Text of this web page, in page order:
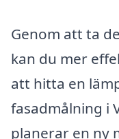
Genom att ta
kan du mer
att hitta en
fasadmålning i
planerar en ny